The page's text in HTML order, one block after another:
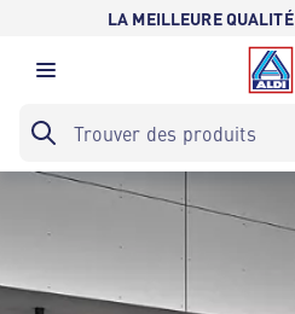
LA MEILLEURE